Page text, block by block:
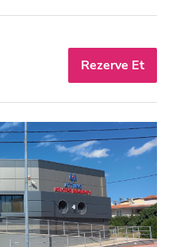
Rezerve Et